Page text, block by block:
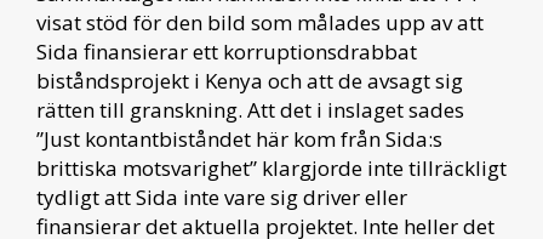
visat stöd för den bild som målades upp av att
Sida finansierar ett korruptionsdrabbat
biståndsprojekt i Kenya och att de avsagt sig
rätten till granskning. Att det i inslaget sades
”Just kontantbiståndet här kom från Sida:s
brittiska motsvarighet” klargjorde inte tillräckligt
tydligt att Sida inte vare sig driver eller
finansierar det aktuella projektet. Inte heller det